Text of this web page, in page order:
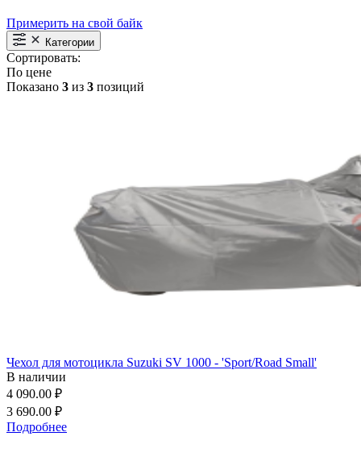
Примерить на свой байк
Категории
Сортировать:
По цене
Показано 3 из 3 позиций
Чехол для мотоцикла Suzuki SV 1000 - 'Sport/Road Small'
В наличии
4 090.00 ₽
3 690.00 ₽
Подробнее